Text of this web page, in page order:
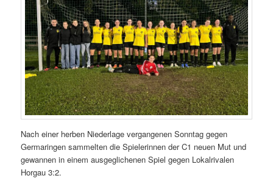
Nach einer herben Niederlage vergangenen Sonntag gegen
Germaringen sammelten die Spielerinnen der C1 neuen Mut und
gewannen in einem ausgeglichenen Spiel gegen Lokalrivalen
Horgau 3:2.